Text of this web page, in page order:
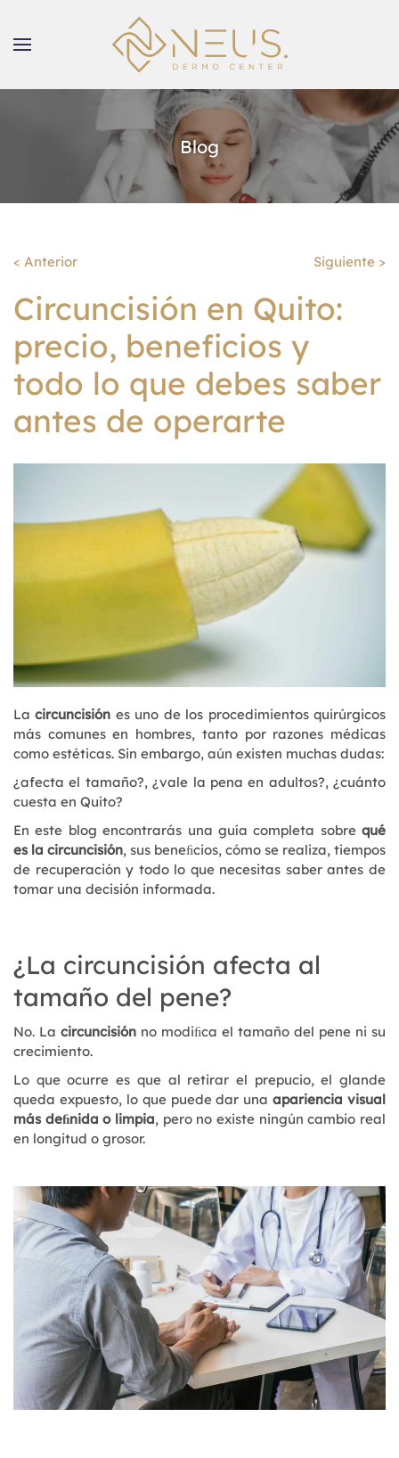
Blog
< Anterior Siguiente >
Circuncisión en Quito:
precio, beneficios y
todo lo que debes saber
antes de operarte
Lacircuncisión es uno de los procedimientos quirúrgicos
más comunes en hombres, tanto por razones médicas
como estéticas. Sin embargo, aún existen muchas dudas:
¿afecta el tamaño?, ¿vale la pena en adultos?, ¿cuánto
cuesta en Quito?
En este blog encontrarás una guía completa sobre qué
es la circuncisión, sus beneﬁcios, cómo se realiza, tiempos
de recuperación y todo lo que necesitas saber antes de
tomar una decisión informada.
¿La circuncisión afecta al
tamaño del pene?
No. La circuncisión no modiﬁca el tamaño del pene ni su
crecimiento.
Lo que ocurre es que al retirar el prepucio, el glande
queda expuesto, lo que puede dar unaapariencia visual
más deﬁnida o limpia, pero no existe ningún cambio real
en longitud o grosor.